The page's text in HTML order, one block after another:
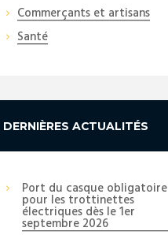
Commerçants et artisans
Santé
DERNIÈRES ACTUALITÉS
Port du casque obligatoire
pour les trottinettes
électriques dès le 1er
septembre 2026